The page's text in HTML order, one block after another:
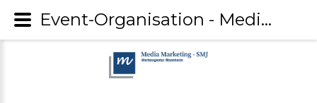
Event-Organisation - Media Marketing-SMJ